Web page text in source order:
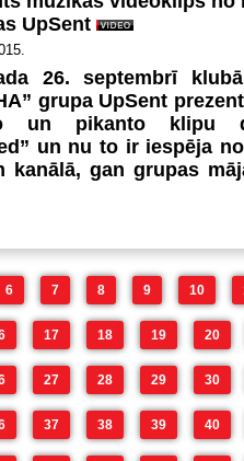
UpSent
26. septembrī klubā
grupa UpSent
un pikanto klipu
un nu to ir iespēja
kanālā, gan grupas
6 7 8 9 10
17 18 19 20
27 28 29 30
37 38 39 40